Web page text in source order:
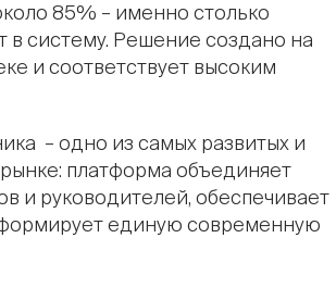
85% – именно столько
в систему. Решение создано на
и соответствует высоким
– одно из самых развитых и
платформа объединяет
и руководителей, обеспечивает
единую современную